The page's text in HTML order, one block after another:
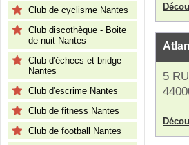
Club de cyclisme Nantes
Club discothèque - Boite
de nuit Nantes
Club d'échecs et bridge
Nantes
Club d'escrime Nantes
Club de fitness Nantes
Club de football Nantes
5